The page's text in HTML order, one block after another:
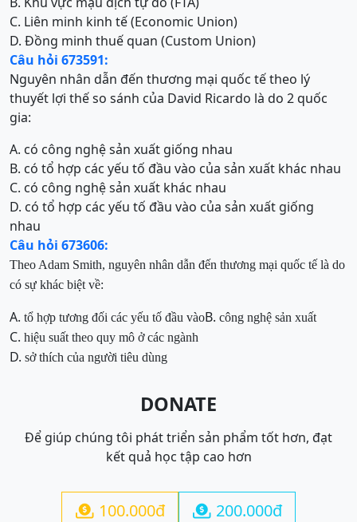
C. Liên minh kinh tế (Economic Union)
D. Đồng minh thuế quan (Custom Union)
Câu hỏi 673591:
Nguyên nhân dẫn đến thương mại quốc tế theo lý
thuyết lợi thế so sánh của David Ricardo là do 2 quốc
gia:
A. có công nghệ sản xuất giống nhau
B. có tổ hợp các yếu tố đầu vào của sản xuất khác nhau
C. có công nghệ sản xuất khác nhau
D. có tổ hợp các yếu tố đầu vào của sản xuất giống
nhau
Câu hỏi 673606:
Theo Adam Smith, nguyên nhân dẫn đến thương mại quốc tế là do
có sự khác biệt về:
A. tổ hợp tương đối các yếu tố đầu vàoB. công nghệ sản xuất
C. hiệu suất theo quy mô ở các ngành
D. sở thích của người tiêu dùng
DONATE
Để giúp chúng tôi phát triển sản phẩm tốt hơn, đạt
kết quả học tập cao hơn
 100.000đ  200.000đ